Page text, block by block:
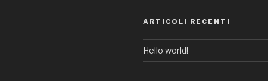
ARTICOLI RECENTI
Hello world!